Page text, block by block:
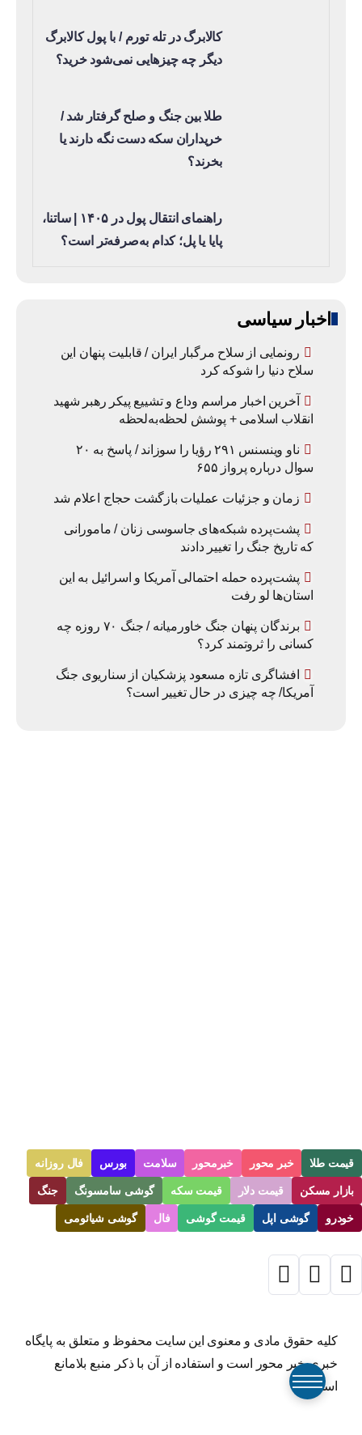
کالابرگ در تله تورم / با پول کالابرگ
دیگر چه چیزهایی نمی‌شود خرید؟
طلا بین جنگ و صلح گرفتار شد /
خریداران سکه دست نگه دارند یا
بخرند؟
راهنمای انتقال پول در ۱۴۰۵ | ساتنا،
پایا یا پل؛ کدام به‌صرفه‌تر است؟
اخبار سیاسی
رونمایی از سلاح مرگبار ایران / قابلیت پنهان این
سلاح دنیا را شوکه کرد
آخرین اخبار مراسم وداع و تشییع پیکر رهبر شهید
انقلاب اسلامی + پوشش لحظه‌به‌لحظه
ناو وینسنس ۲۹۱ رؤیا را سوزاند / پاسخ به ۲۰
سوال درباره پرواز ۶۵۵
زمان و جزئیات عملیات بازگشت حجاج اعلام شد
پشت‌پرده شبکه‌های جاسوسی زنان / مامورانی
که تاریخ جنگ را تغییر دادند
پشت‌پرده حمله احتمالی آمریکا و اسرائیل به این
استان‌ها لو رفت
برندگان پنهان جنگ خاورمیانه / جنگ ۷۰ روزه چه
کسانی را ثروتمند کرد؟
افشاگری تازه مسعود پزشکیان از سناریوی جنگ
آمریکا/ چه چیزی در حال تغییر است؟
قیمت طلا خبر محور خبرمحور سلامت بورس فال روزانه
بازار مسکن قیمت دلار قیمت سکه گوشی سامسونگ جنگ
خودرو گوشی اپل قیمت گوشی فال گوشی شیائومی
کلیه حقوق مادی و معنوی این سایت محفوظ و متعلق به پایگاه
خبری خبر محور است و استفاده از آن با ذکر منبع بلامانع
است.